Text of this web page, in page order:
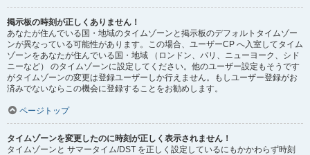
掲示板の時刻が正しくありません！
あなたが住んでいる国・地域のタイムゾーンと掲示板のデフォルトタイムゾー
ンが異なっている可能性があります。この場合、ユーザーCP へ入室してタイム
ゾーンをあなたが住んでいる国・地域 （ロンドン、パリ、ニューヨーク、シド
ニーなど） のタイムゾーンに設定してください。他のユーザー設定もそうです
がタイムゾーンの変更は登録ユーザーしか行えません。もしユーザー登録がお
済みでないならこの機会に登録することをお勧めします。
ページトップ
タイムゾーンを変更したのに時刻が正しく表示されません！
タイムゾーンと サマータイム/DST を正しく設定しているにもかかわらず時刻